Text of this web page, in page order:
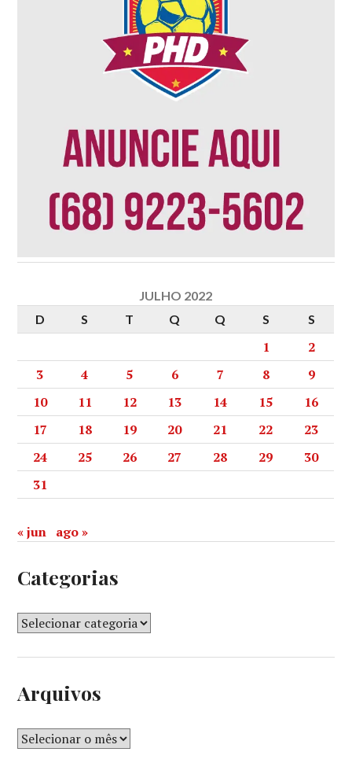
JULHO 2022
D
S T Q Q S S
1
2
3
4 5 6 7 8
9
10
11 12 13 14 15
16
17
18 19 20 21 22
23
24
25 26 27 28 29
30
31
« jun ago »
Categorias
Arquivos